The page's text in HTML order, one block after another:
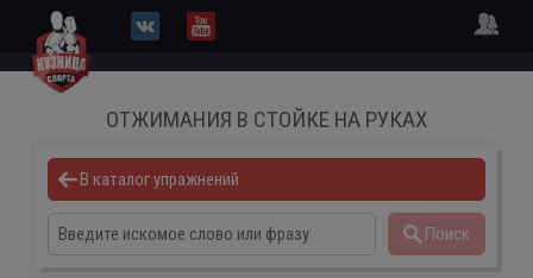
ОТЖИМАНИЯ В СТОЙКЕ НА РУКАХ
В каталог упражнений
Поиск